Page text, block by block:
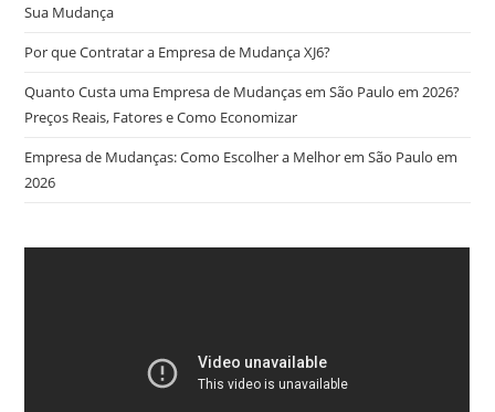
Sua Mudança
Por que Contratar a Empresa de Mudança XJ6?
Quanto Custa uma Empresa de Mudanças em São Paulo em 2026?
Preços Reais, Fatores e Como Economizar
Empresa de Mudanças: Como Escolher a Melhor em São Paulo em
2026